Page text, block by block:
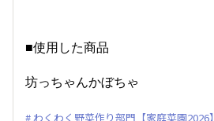
■使用した商品
坊っちゃんかぼちゃ
わくわく野菜作り部門【家庭菜園2026】